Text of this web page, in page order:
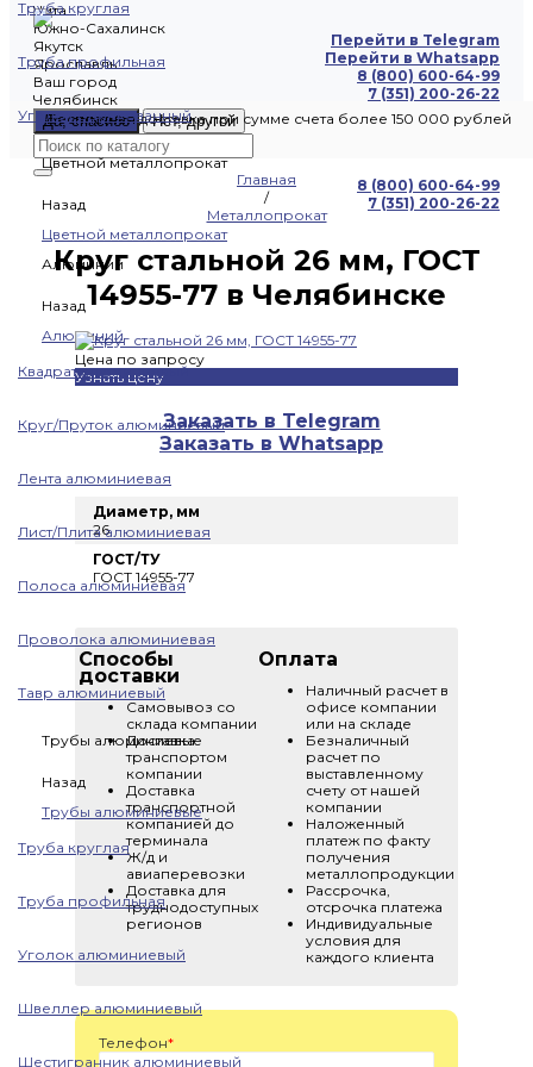
Чита
Южно-Сахалинск
Якутск
Ярославль
Ваш город
Челябинск
Да, спасибо
Нет, другой
8 (800) 600-64-99
7 (351) 200-26-22
Перейти в Telegram
Перейти в Whatsapp
8 (800) 600-64-99
7 (351) 200-26-22
Труба круглая
Труба профильная
Уголок оцинкованный
Цветной металлопрокат
Назад
Цветной металлопрокат
Алюминий
Назад
Алюминий
Квадрат алюминиевый
Круг/Пруток алюминиевый
Лента алюминиевая
Лист/Плита алюминиевая
Полоса алюминиевая
Проволока алюминиевая
Тавр алюминиевый
Трубы алюминиевые
Назад
Трубы алюминиевые
Труба круглая
Труба профильная
Уголок алюминиевый
Швеллер алюминиевый
Шестигранник алюминиевый
Бесплатная доставка при сумме счета более 150 000 рублей
Главная
/
Металлопрокат
Круг стальной 26 мм, ГОСТ
14955-77 в Челябинске
Цена по запросу
Узнать цену
Заказать в Telegram
Заказать в Whatsapp
Диаметр, мм
26
ГОСТ/ТУ
ГОСТ 14955-77
Способы
доставки
Самовывоз со
склада компании
Доставка
транспортом
компании
Доставка
транспортной
компанией до
терминала
Ж/д и
авиаперевозки
Доставка для
труднодоступных
регионов
Оплата
Наличный расчет в
офисе компании
или на складе
Безналичный
расчет по
выставленному
счету от нашей
компании
Наложенный
платеж по факту
получения
металлопродукции
Рассрочка,
отсрочка платежа
Индивидуальные
условия для
каждого клиента
Телефон*